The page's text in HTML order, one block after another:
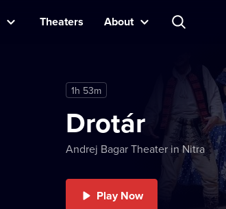
Theaters About
1h 53m
Drotár
Andrej Bagar Theater in Nitra
Play Now